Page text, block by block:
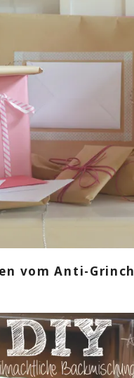
vom Anti-Grinch